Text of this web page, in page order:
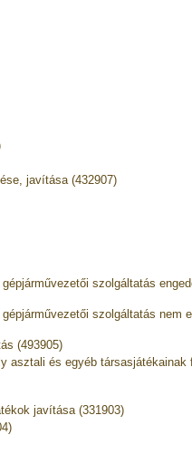
javítása (432907)
szolgáltatás
szolgáltatás nem
(493905)
asztali és egyéb társasjátékainak
javítása (331903)